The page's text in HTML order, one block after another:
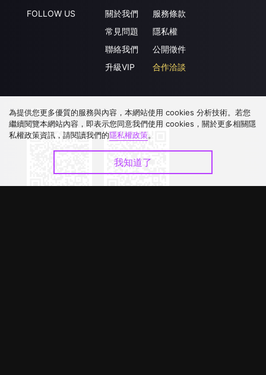
FOLLOW US
關於我們
常見問題
聯絡我們
升級VIP
服務條款
隱私權
公開徵件
合作洽談
下載 APP
為提供您更多優質的服務與內容，本網站使用 cookies 分析技術。若您
繼續閱覽本網站內容，即表示您同意我們使用 cookies，關於更多相關隱
私權政策資訊，請閱讀我們的隱私權政策。
我知道了